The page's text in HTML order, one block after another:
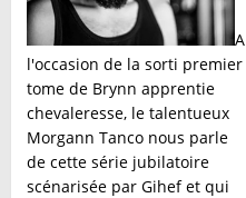
A
l'occasion de la sorti premier
tome de Brynn apprentie
chevaleresse, le talentueux
Morgann Tanco nous parle
de cette série jubilatoire
scénarisée par Gihef et qui